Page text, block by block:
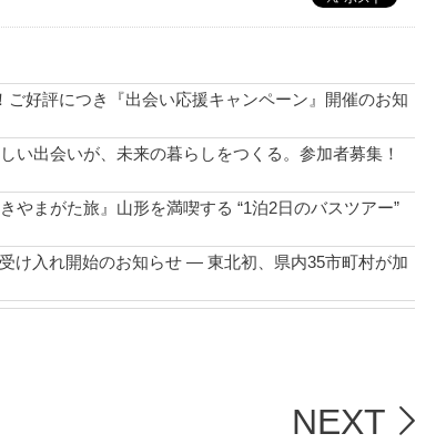
ご好評につき『出会い応援キャンペーン』開催のお知
い出会いが、未来の暮らしをつくる。参加者募集！
やまがた旅』山形を満喫する “1泊2日のバスツアー”
け入れ開始のお知らせ ― 東北初、県内35市町村が加
ャンペーン『一歩踏み出すなら今。物価高時代の賢い
NEXT